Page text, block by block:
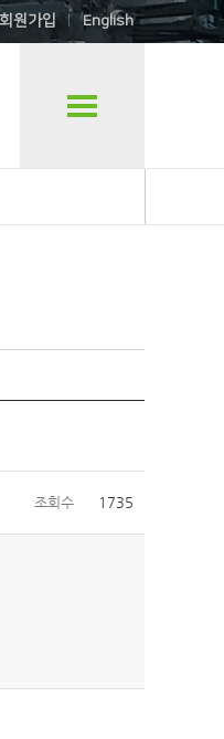
회원가입 English
조회수 1735